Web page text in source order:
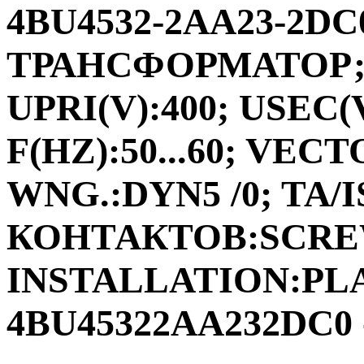
4BU4532-2AA23-
UPRI(V):400;
F(HZ):50...60;
WNG.:DYN5 /0;